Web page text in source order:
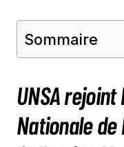
Sommaire
UNSA
Nationale